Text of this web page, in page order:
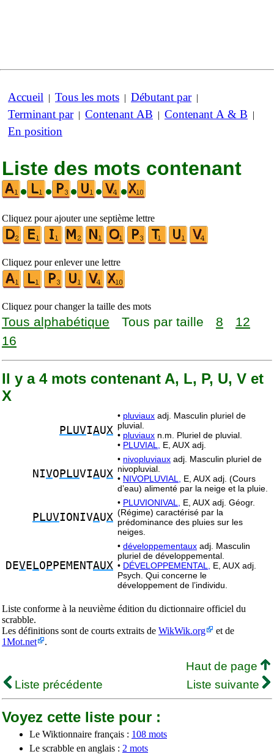
Accueil | Tous les mots | Débutant par|
Terminant par| Contenant AB | Contenant A & B |
En position
Liste des mots contenant
•
• • • •
Cliquez pour ajouter une septième lettre
Cliquez pour enlever une lettre
Cliquez pour changer la taille des mots
Tous alphabétique Tous par taille 8
12
16
Il y a 4 mots contenant A, L, P, U, V et
X
PLUVIAUX
• pluviaux adj. Masculin pluriel de
pluvial.
• pluviaux n.m. Pluriel de pluvial.
• PLUVIAL, E, AUX adj.
NIVO PLUVIAUX
• nivopluviaux adj. Masculin pluriel de
nivopluvial.
• NIVOPLUVIAL,
E, AUX adj. (Cours
d’eau) alimenté par la neige et la pluie.
PLUVIONIVAUX
• PLUVIONIVAL,
E, AUX adj. Géogr.
(Régime) caractérisé par la
prédominance des pluies sur les
neiges.
DEVE LO P PEMENTAUX
• développementaux adj. Masculin
pluriel de développemental.
• DÉVELOPPEMENTAL,
E, AUX adj.
Psych. Qui concerne le
développement de l’individu.
Liste conforme à la neuvième édition du dictionnaire officiel du
scrabble.
Les définitions sont de courts extraits de WikWik.org
et de
1Mot.net
.
Haut de page
Liste précédente
Liste suivante
Voyez cette liste pour :
Le Wiktionnaire français : 108 mots
Le scrabble en anglais : 2 mots